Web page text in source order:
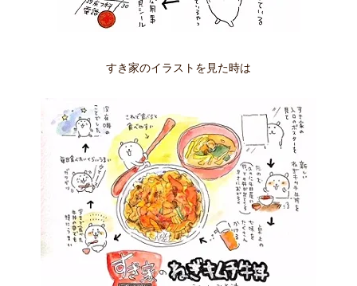
すき家のイラストを見た時は